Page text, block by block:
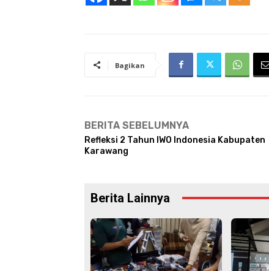
Bagikan
BERITA SEBELUMNYA
Refleksi 2 Tahun IWO Indonesia Kabupaten
Karawang
Berita Lainnya